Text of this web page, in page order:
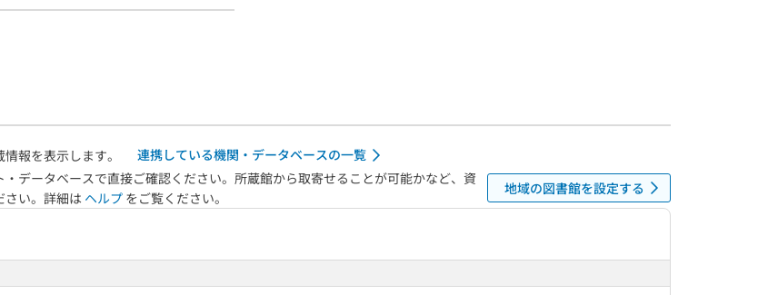
報を表示します。
連携している機関・データベースの一覧
データベースで直接ご確認ください。所蔵館から取寄せることが可能かなど、資
さい。詳細は ヘルプ をご覧ください。
地域の図書館を設定する